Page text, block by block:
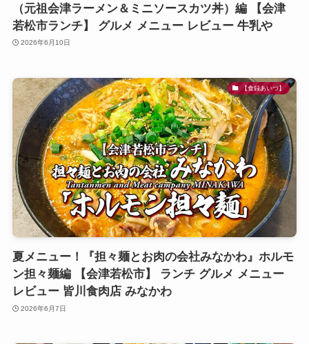
（元祖会津ラーメン＆ミニソースカツ丼）編 【会津
若松市ランチ】 グルメ メニュー レビュー 牛乳や
2026年6月10日
【食録あいづ】
夏メニュー！『担々麺とお肉の会社みなかわ』ホルモ
ン担々麺編 【会津若松市】 ランチ グルメ メニュー
レビュー 皆川食肉店 みなかわ
2026年6月7日